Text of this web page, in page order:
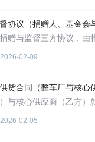
2026-02-09
2026-02-05